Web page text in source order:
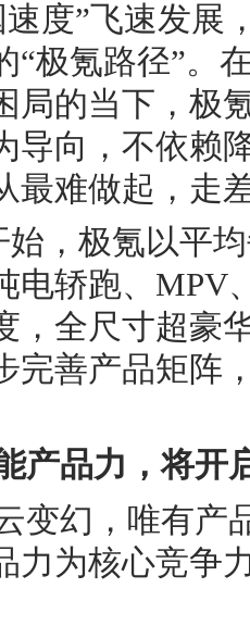
度”飞速发展
“极氪路径”。
局的当下，极
导向，不依赖
最难做起，走
始，极氪以平
电轿跑、MPV
，全尺寸超豪
完善产品矩阵
产品力，将开
变幻，唯有产
力为核心竞争